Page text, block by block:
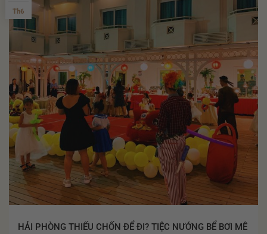
HẢI PHÒNG THIẾU CHỐN ĐỂ ĐI? TIỆC NƯỚNG BỂ BƠI MÊ
Th6